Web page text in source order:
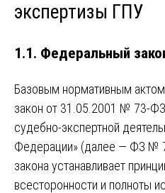
экспертизы ГПУ
1.1. Федеральный
Базовым нормативным
закон от 31.05.2001 № 73-
судебно-экспертной
Федерации» (далее — ФЗ №
закона устанавливает
всесторонности и полноты